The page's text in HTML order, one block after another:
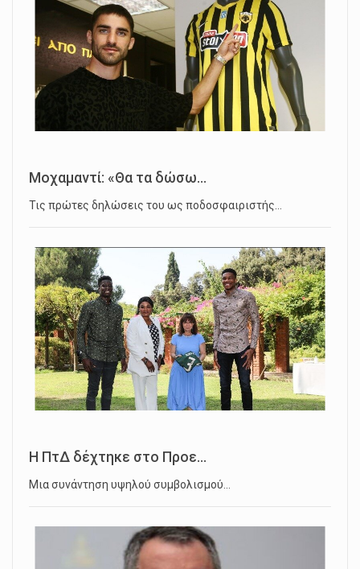
Μοχαμαντί: «Θα τα δώσω...
Τις πρώτες δηλώσεις του ως ποδοσφαιριστής…
Η ΠτΔ δέχτηκε στο Προε...
Μια συνάντηση υψηλού συμβολισμού…